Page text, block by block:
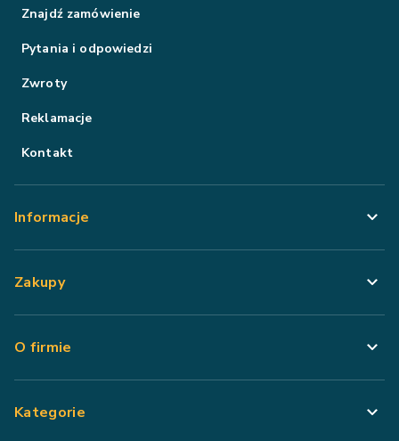
Znajdź zamówienie
Pytania i odpowiedzi
Zwroty
Reklamacje
Kontakt
Informacje
Zakupy
O firmie
Kategorie